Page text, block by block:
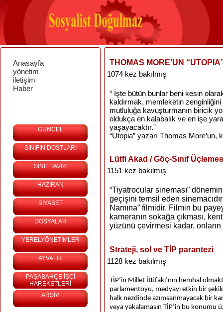
Anasayfa
yönetim
iletişim
Haber
GÜNCEL
SINIFIN DOSTLARI
SINIF TAVRI
HAZİRAN
SİYASET
DOSYALAR
YERELYÖNETİMLER
AYVALIK
PAŞABAHÇE İŞÇİ
HAREKETLERİ
ARŞİV
THOMAS MORE’UN
1074 kez bakılmış
“ İşte bütün bunlar beni kesin
kaldırmak, memleketin
mutluluğa kavuşturmanın biricik
oldukça en kalabalık ve en işe
yaşayacaktır.”
“Utopia” yazarı Thomas
Lütfi Akad / Göç-Sınıf
1151 kez bakılmış
“Tiyatrocular sineması”
geçişini temsil eden
Namına” filmidir. Filmin bu
kameranın sokağa çıkması,
yüzünü çevirmesi kadar,
Strateji, sol ve TİP parantezi
1128 kez bakılmış
TİP’in Millet İttifakı’nın hemhal
parlamentoyu, medyayı etkin bir
halk nezdinde azımsanmayacak bir
veya yakalamasın TİP’in bu konumu